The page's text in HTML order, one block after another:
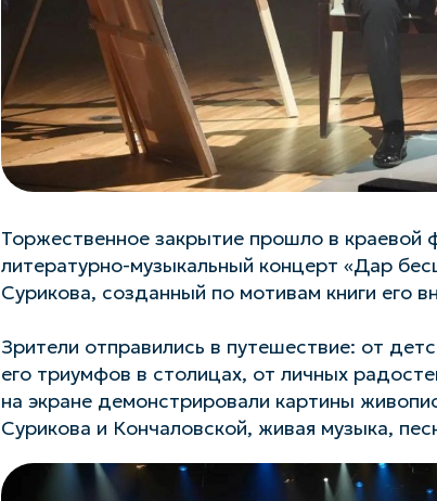
Торжественное закрытие прошло в краевой
литературно-музыкальный концерт «Дар
Сурикова, созданный по мотивам книги его
Зрители отправились в путешествие: от
его триумфов в столицах, от личных
на экране демонстрировали картины
Сурикова и Кончаловской, живая музыка,